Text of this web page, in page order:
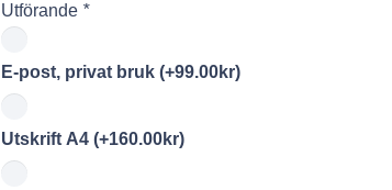
Utförande *
E-post, privat bruk (+99.00kr)
Utskrift A4 (+160.00kr)